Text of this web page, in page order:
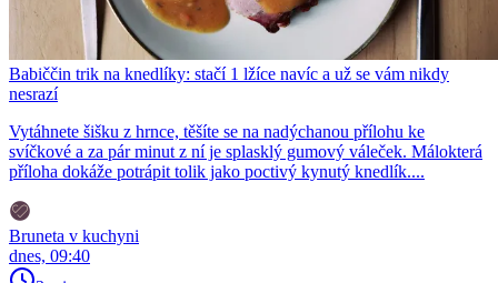
Babiččin trik na knedlíky: stačí 1 lžíce navíc a už se vám nikdy
nesrazí
Vytáhnete šišku z hrnce, těšíte se na nadýchanou přílohu ke
svíčkové a za pár minut z ní je splasklý gumový váleček. Málokterá
příloha dokáže potrápit tolik jako poctivý kynutý knedlík....
Bruneta v kuchyni
dnes, 09:40